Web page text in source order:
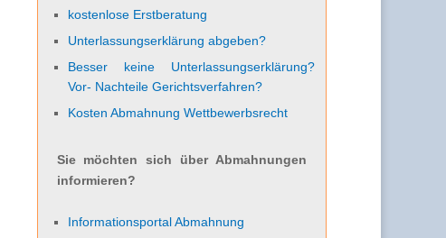
kostenlose Erstberatung
Unterlassungserklärung abgeben?
Besser keine Unterlassungserklärung?
Vor- Nachteile Gerichtsverfahren?
Kosten Abmahnung Wettbewerbsrecht
Sie möchten sich über Abmahnungen
informieren?
Informationsportal Abmahnung